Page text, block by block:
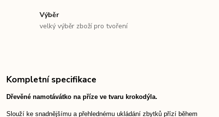
Výběr
velký výběr zboží pro tvoření
Kompletní specifikace
Dřevěné namotávátko na příze ve tvaru krokodýla.
Slouží ke snadnějšímu a přehlednému ukládání zbytků přízí během